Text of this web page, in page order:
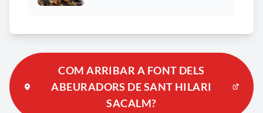
COM ARRIBAR A FONT DELS
ABEURADORS DE SANT HILARI
SACALM?